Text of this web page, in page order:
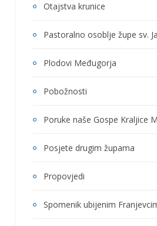
Otajstva krunice
Pastoralno osoblje župe sv.
Plodovi Međugorja
Pobožnosti
Poruke naše Gospe Kraljice
Posjete drugim župama
Propovjedi
Spomenik ubijenim